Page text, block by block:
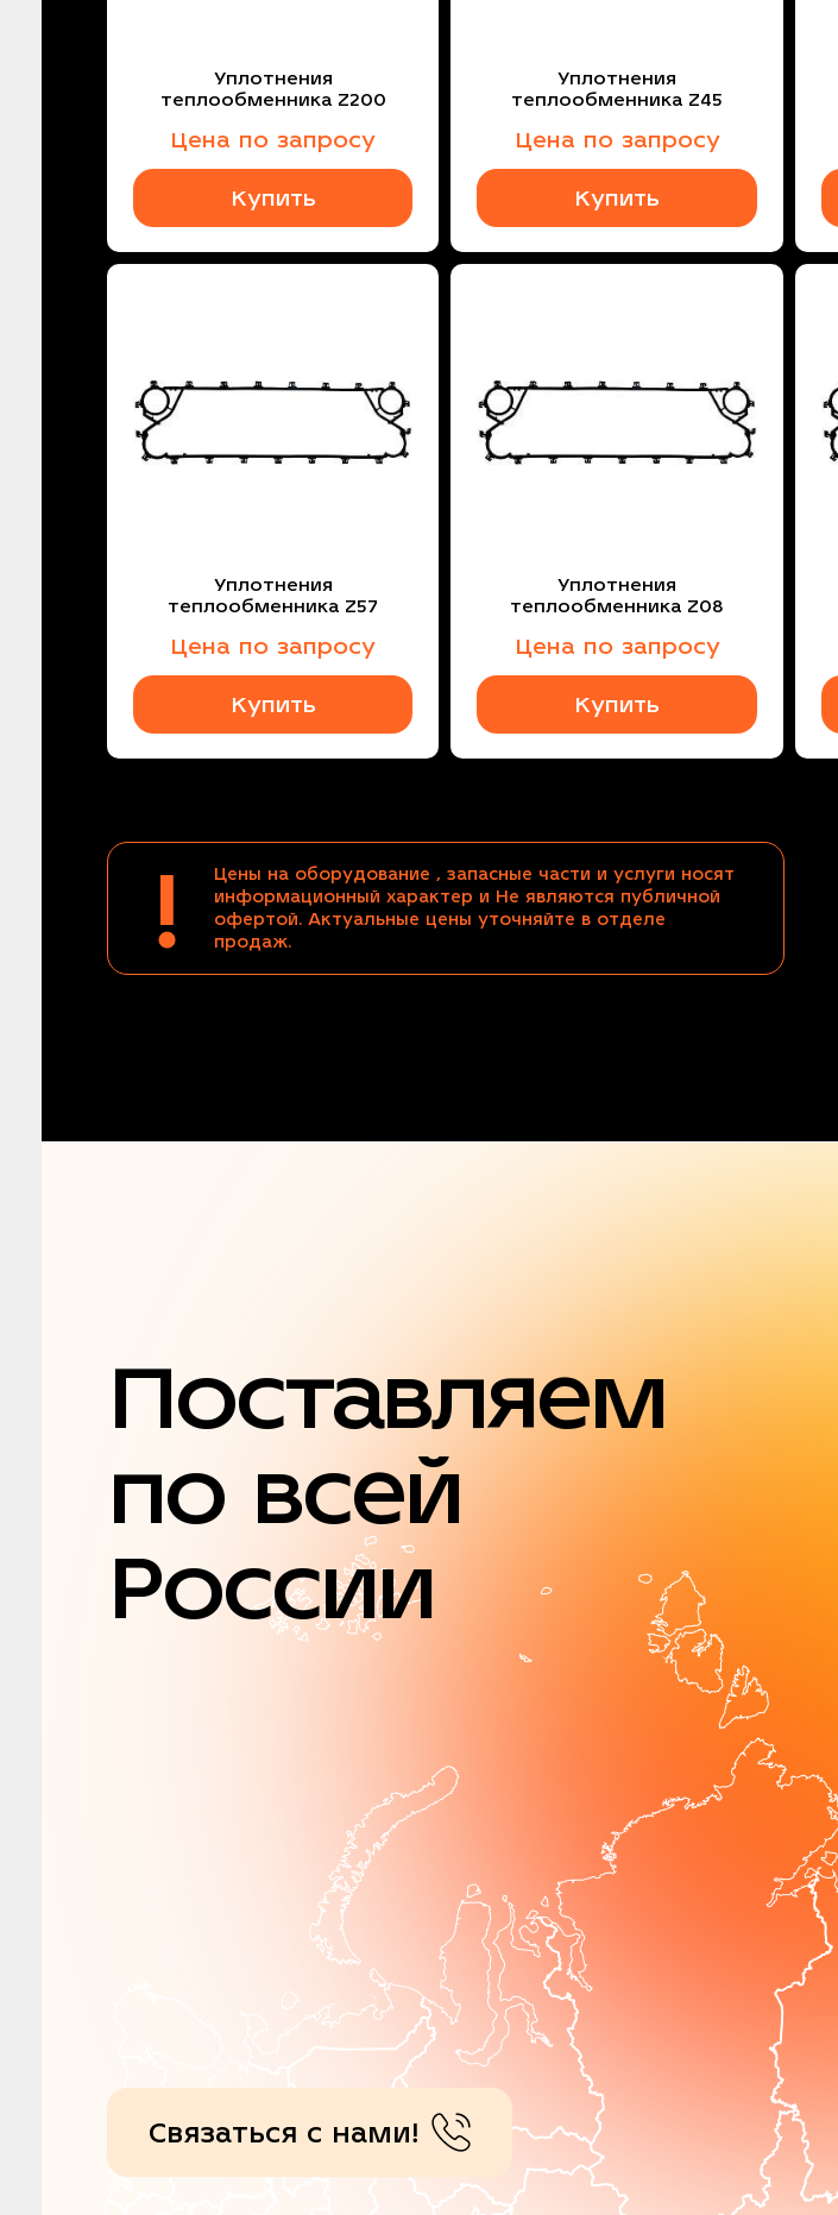
Уплотнения
теплообменника Z200
Цена по запросу
Купить
Уплотнения
теплообменника Z45
Цена по запросу
Купить
Уплотнения
теплообменника Z57
Цена по запросу
Купить
Уплотнения
теплообменника Z08
Цена по запросу
Купить
!
Цены на оборудование , запасные части и услуги носят
информационный характер и Не являются публичной
офертой. Актуальные цены уточняйте в отделе
продаж.
Поставляем
по всей
России
Связаться с нами!